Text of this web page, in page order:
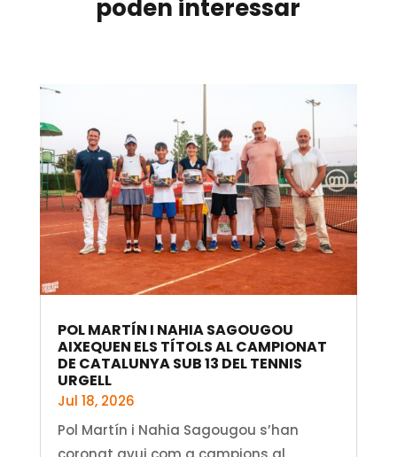
poden interessar
POL MARTÍN I NAHIA SAGOUGOU
AIXEQUEN ELS TÍTOLS AL CAMPIONAT
DE CATALUNYA SUB 13 DEL TENNIS
URGELL
Jul 18, 2026
Pol Martín i Nahia Sagougou s’han